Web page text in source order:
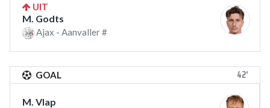
UIT
M. Godts
Ajax - Aanvaller #
GOAL 42'
M. Vlap